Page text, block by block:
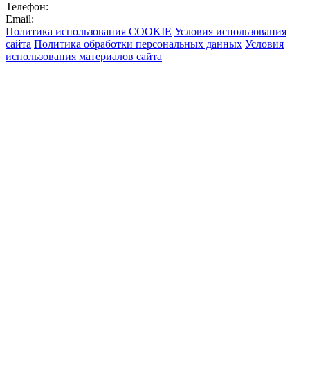
Телефон:
Email:
Политика использования COOKIE Условия использования
сайта Политика обработки персональных данных Условия
использования материалов сайта